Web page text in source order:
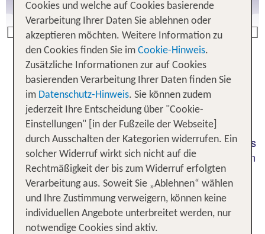
Previous
Jetzt Florida buchen
Wenn es das Paradies auf Erden gibt, dann liegt es
irgendwo auf einer Insel in der Karibik. Von Palmen
gesäumte lange Sandstrände, strahlender
Sonnenschein im ganzjährig milden Klima,
türkisblaues Meer und karibische Lebensfreude
werden auch in deinen Karibik Urlaub begeistern.
Cookies und welche auf Cookies basierende
Verarbeitung Ihrer Daten Sie ablehnen oder
akzeptieren möchten. Weitere Information zu
den Cookies finden Sie im Cookie-Hinweis.
Zusätzliche Informationen zur auf Cookies
basierenden Verarbeitung Ihrer Daten finden Sie
im Datenschutz-Hinweis. Sie können zudem
jederzeit Ihre Entscheidung über "Cookie-
Einstellungen" [in der Fußzeile der Webseite]
durch Ausschalten der Kategorien widerrufen. Ein
solcher Widerruf wirkt sich nicht auf die
Rechtmäßigkeit der bis zum Widerruf erfolgten
Verarbeitung aus. Soweit Sie „Ablehnen“ wählen
und Ihre Zustimmung verweigern, können keine
individuellen Angebote unterbreitet werden, nur
notwendige Cookies sind aktiv.